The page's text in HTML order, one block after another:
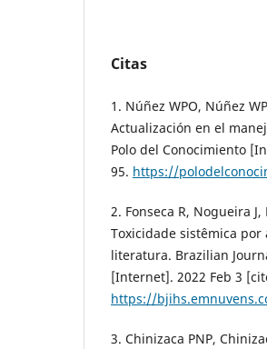
Citas
1. Núñez WPO, Núñez
Actualización en el
Polo del Conocimiento
95. https://
2. Fonseca R, Nogueira
Toxicidade sistêmica
literatura. Brazilian
[Internet]. 2022 Feb 3
https://
3. Chinizaca PNP,